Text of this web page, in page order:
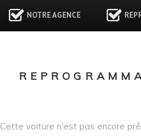
NOTRE AGENCE
Cette voiture n'est pas encore